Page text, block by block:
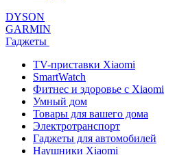
DYSON
GARMIN
Гаджеты
TV-приставки Xiaomi
SmartWatch
Фитнес и здоровье с Xiaomi
Умный дом
Товары для вашего дома
Электротранспорт
Гаджеты для автомобилей
Наушники Xiaomi